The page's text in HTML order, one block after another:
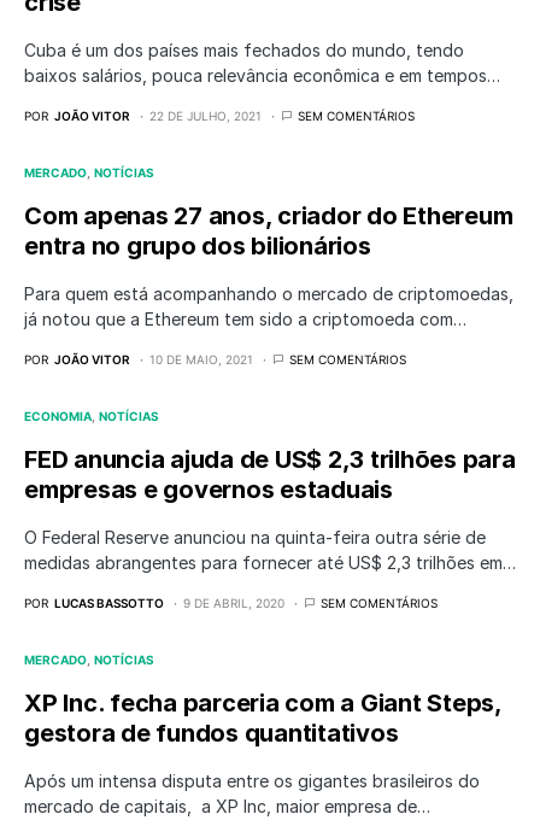
Cuba é um dos países mais fechados do mundo, tendo
baixos salários, pouca relevância econômica e em tempos…
POR JOÃO VITOR 22 DE JULHO, 2021 SEM COMENTÁRIOS
MERCADO NOTÍCIAS
Com apenas 27 anos, criador do Ethereum
entra no grupo dos bilionários
Para quem está acompanhando o mercado de criptomoedas,
já notou que a Ethereum tem sido a criptomoeda com…
POR JOÃO VITOR 10 DE MAIO, 2021 SEM COMENTÁRIOS
ECONOMIA NOTÍCIAS
FED anuncia ajuda de US$ 2,3 trilhões para
empresas e governos estaduais
O Federal Reserve anunciou na quinta-feira outra série de
medidas abrangentes para fornecer até US$ 2,3 trilhões em…
POR LUCAS BASSOTTO 9 DE ABRIL, 2020 SEM COMENTÁRIOS
MERCADO NOTÍCIAS
XP Inc. fecha parceria com a Giant Steps,
gestora de fundos quantitativos
Após um intensa disputa entre os gigantes brasileiros do
mercado de capitais, a XP Inc, maior empresa de…